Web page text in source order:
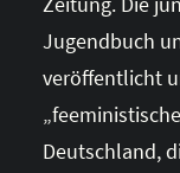
Jugendbuch
veröffentlicht
Deutschland,